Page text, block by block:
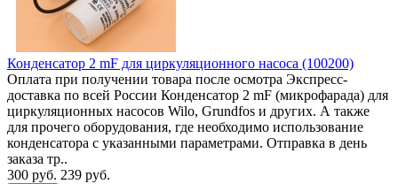
Конденсатор 2 mF для циркуляционного насоса (100200)
Оплата при получении товара после осмотра Экспресс-
доставка по всей России Конденсатор 2 mF (микрофарада) для
циркуляционных насосов Wilo, Grundfos и других. А также
для прочего оборудования, где необходимо использование
конденсатора с указанными параметрами. Отправка в день
заказа тр..
300 руб. 239 руб.